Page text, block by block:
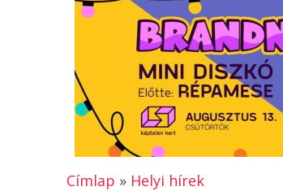
Címlap » Helyi hírek